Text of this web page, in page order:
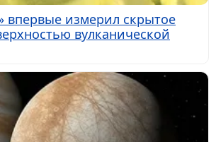
впервые измерил скрытое
вулканической